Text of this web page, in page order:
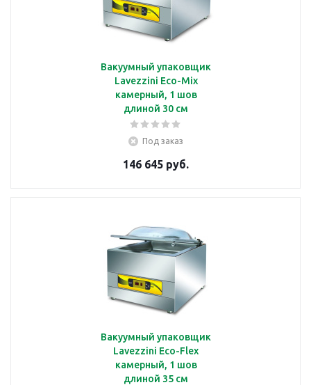
Вакуумный упаковщик
Lavezzini Eco-Mix
камерный, 1 шов
длиной 30 см
Под заказ
146 645 руб.
Вакуумный упаковщик
Lavezzini Eco-Flex
камерный, 1 шов
длиной 35 см